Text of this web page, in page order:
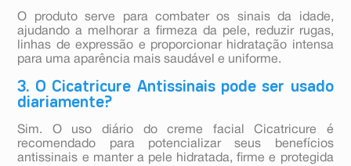
O produto serve para combater os sinais da idade,
ajudando a melhorar a firmeza da pele, reduzir rugas,
linhas de expressão e proporcionar hidratação intensa
para uma aparência mais saudável e uniforme.
3. O Cicatricure Antissinais pode ser usado
diariamente?
Sim. O uso diário do creme facial Cicatricure é
recomendado para potencializar seus benefícios
antissinais e manter a pele hidratada, firme e protegida